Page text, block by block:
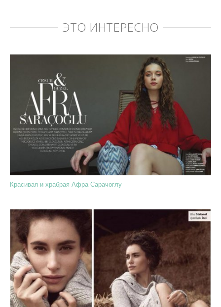
ЭТО ИНТЕРЕСНО
Красивая и храбрая Афра Сарачоглу